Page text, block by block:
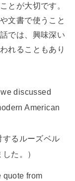
とが大切です。
文書で使うこと
では、興味深い
れることもあり
discussed
American
するルーズベル
た。）
quote from